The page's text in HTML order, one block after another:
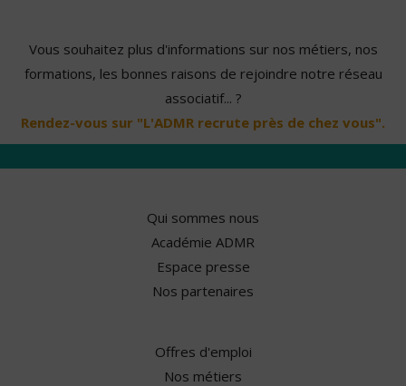
Vous souhaitez plus d'informations sur nos métiers, nos
formations, les bonnes raisons de rejoindre notre réseau
associatif... ?
Rendez-vous sur "L'ADMR recrute près de chez vous".
Qui sommes nous
Académie ADMR
Espace presse
Nos partenaires
Offres d'emploi
Nos métiers